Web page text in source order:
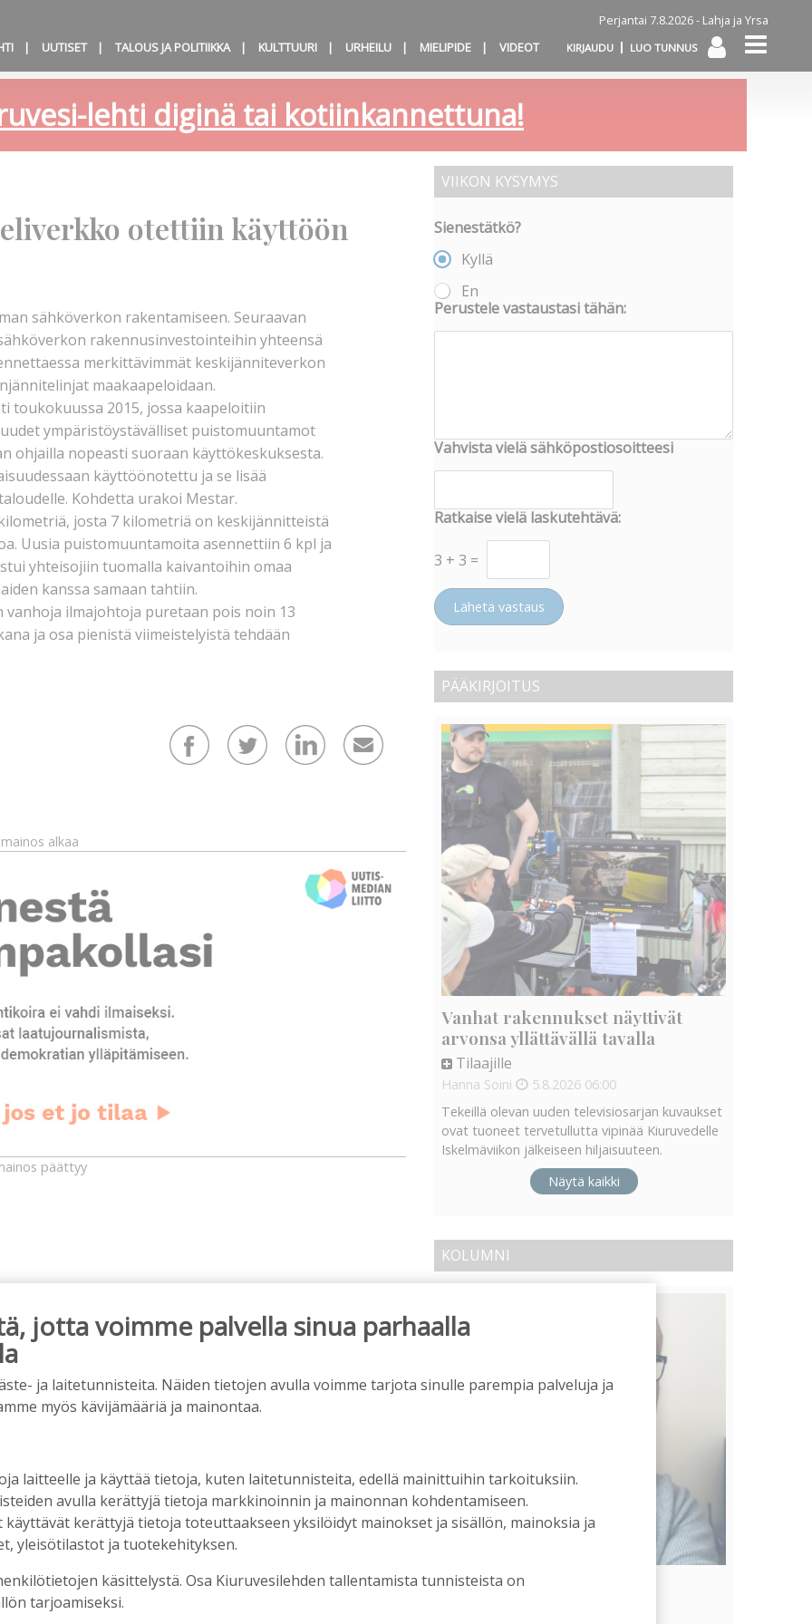
Perjantai 7.8.2026 - Lahja ja Yrsa
UUTISET TALOUS JA POLITIIKKA KULTTUURI URHEILU MIELIPIDE VIDEOT KIRJAUDU LUO TUNNUS
lehti diginä tai kotiinkannettuna!
otettiin käyttöön
sähköverkon rakentamiseen. Seuraavan
rakennusinvestointeihin yhteensä
merkittävimmät keskijänniteverkon
maakaapeloidaan.
toukokuussa 2015, jossa kaapeloitiin
ympäristöystävälliset puistomuuntamot
ohjailla nopeasti suoraan käyttökeskuksesta.
käyttöönotettu ja se lisää
Kohdetta urakoi Mestar.
josta 7 kilometriä on keskijännitteistä
Uusia puistomuuntamoita asennettiin 6 kpl ja
yhteisojiin tuomalla kaivantoihin omaa
kanssa samaan tahtiin.
vanhoja ilmajohtoja puretaan pois noin 13
ja osa pienistä viimeistelyistä tehdään
mainos alkaa
päättyy
komeasti tukea Kiuruveden nuorille –
tiet, rahoitusasiat, työllisyys, lääkäripula… –
piisasi keskustelunaiheita
VIIKON KYSYMYS
Sienestätkö?
Kyllä
En
Perustele vastaustasi tähän:
Vahvista vielä sähköpostiosoitteesi
Ratkaise vielä laskutehtävä:
3 + 3 =
Lähetä vastaus
PÄÄKIRJOITUS
Vanhat rakennukset näyttivät
arvonsa yllättävällä tavalla
Tilaajille
Hanna Soini 5.8.2026 06:00
Tekeillä olevan uuden televisiosarjan kuvaukset
ovat tuoneet tervetullutta vipinää Kiuruvedelle
Iskelmäviikon jälkeiseen hiljaisuuteen.
Näytä kaikki
KOLUMNI
Vähempikin riittäisi?
jotta voimme palvella sinua parhaalla
ja laitetunnisteita. Näiden tietojen avulla voimme tarjota sinulle parempia palveluja ja
myös kävijämääriä ja mainontaa.
laitteelle ja käyttää tietoja, kuten laitetunnisteita, edellä mainittuihin tarkoituksiin.
avulla kerättyjä tietoja markkinoinnin ja mainonnan kohdentamiseen.
kerättyjä tietoja toteuttaakseen yksilöidyt mainokset ja sisällön, mainoksia ja
yleisötilastot ja tuotekehityksen.
käsittelystä. Osa Kiuruvesilehden tallentamista tunnisteista on
tarjoamiseksi.